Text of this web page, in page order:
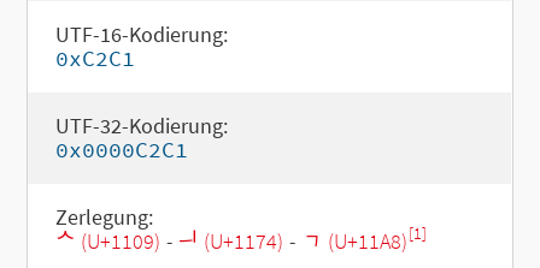
UTF-16-Kodierung:
0xC2C1
UTF-32-Kodierung:
0x0000C2C1
Zerlegung:
ᄉ (U+1109) - ᅴ (U+1174) - ᆨ (U+11A8)[1]